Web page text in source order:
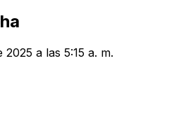
a las 5:15 a. m.